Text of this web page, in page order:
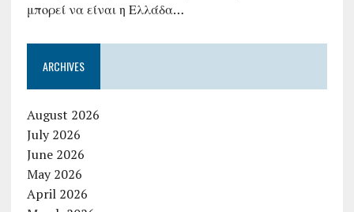
μπορεί να είναι η Ελλάδα…
ARCHIVES
August 2026
July 2026
June 2026
May 2026
April 2026